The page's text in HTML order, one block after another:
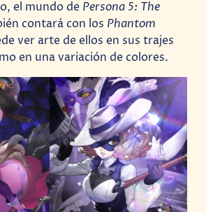
el mundo de Persona 5: The
contará con los Phantom
ver arte de ellos en sus trajes
en una variación de colores.